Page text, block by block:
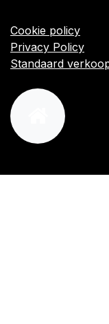
Cookie policy
Privacy Policy
Standaard
orders@kajow.be